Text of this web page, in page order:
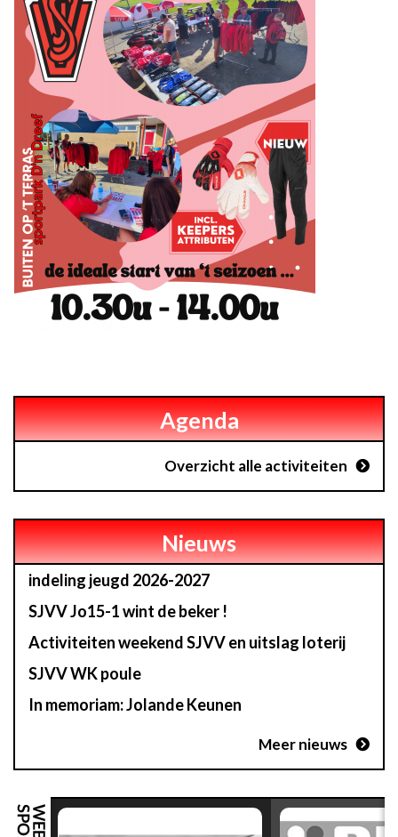
Agenda
Overzicht alle activiteiten
Nieuws
indeling jeugd 2026-2027
SJVV Jo15-1 wint de beker !
Activiteiten weekend SJVV en uitslag loterij
SJVV WK poule
In memoriam: Jolande Keunen
Meer nieuws